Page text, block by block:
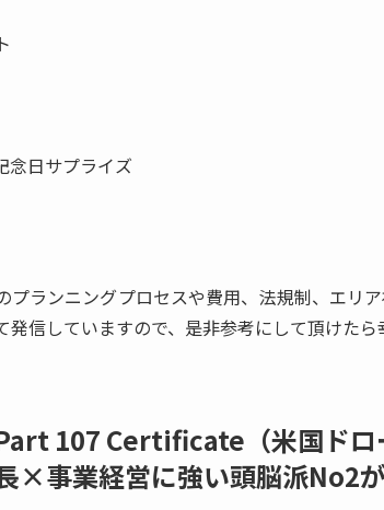
念日サプライズ
プランニングプロセスや費用、法規制、エリ
発信していますので、是非参考にして頂けたら
107 Certificate（米国ドロ
×事業経営に強い頭脳派No2